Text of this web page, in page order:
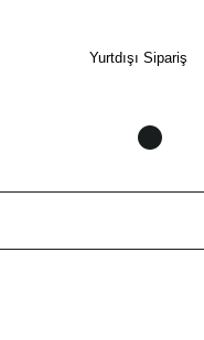
Yurtdışı Sipariş